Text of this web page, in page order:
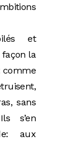
et
façon la
comme
sans
s’en
aux